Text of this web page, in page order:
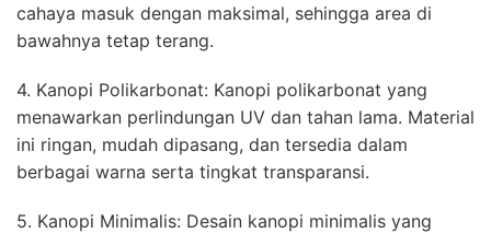
cahaya masuk dengan maksimal, sehingga area di
bawahnya tetap terang.
4. Kanopi Polikarbonat: Kanopi polikarbonat yang
menawarkan perlindungan UV dan tahan lama. Material
ini ringan, mudah dipasang, dan tersedia dalam
berbagai warna serta tingkat transparansi.
5. Kanopi Minimalis: Desain kanopi minimalis yang